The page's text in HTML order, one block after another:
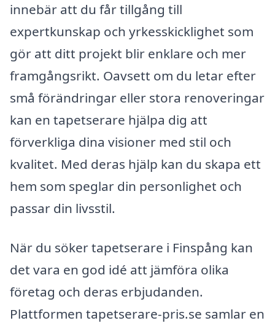
innebär att du får tillgång till
expertkunskap och yrkesskicklighet som
gör att ditt projekt blir enklare och mer
framgångsrikt. Oavsett om du letar efter
små förändringar eller stora renoveringar
kan en tapetserare hjälpa dig att
förverkliga dina visioner med stil och
kvalitet. Med deras hjälp kan du skapa ett
hem som speglar din personlighet och
passar din livsstil.
När du söker tapetserare i Finspång kan
det vara en god idé att jämföra olika
företag och deras erbjudanden.
Plattformen tapetserare-pris.se samlar en